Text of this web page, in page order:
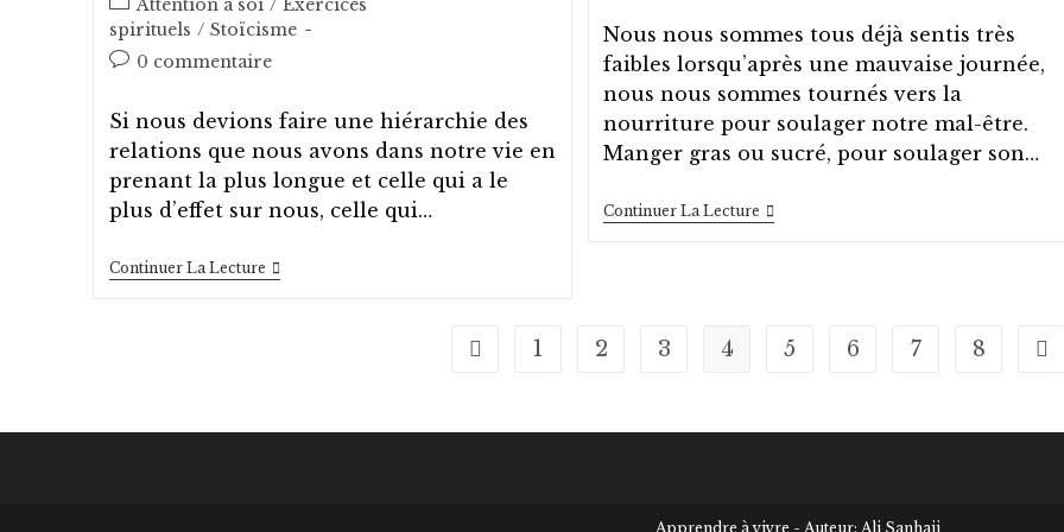
publication :
category:
Attention à soi / Exercices
spirituels / Stoïcisme
Post0 commentaire
Si nous devions faire une hiérarchie des
relations que nous avons dans notre vie en
prenant la plus longue et celle qui a le
plus d’effet sur nous, celle qui…
Continuer La LectureLa
Relation
Nous nous sommes tous déjà sentis très
faibles lorsqu’après une mauvaise journée,
nous nous sommes tournés vers la
nourriture pour soulager notre mal-être.
Manger gras ou sucré, pour soulager son…
Continuer La Lecture Être
Capitaine
Go to the previous page
1 2 3 4 5 6 7 8
Apprendre à vivre - Auteur: Ali Sanhaji